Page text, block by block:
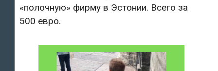
«полочную» фирму в Эстонии. Всего за
500 евро.